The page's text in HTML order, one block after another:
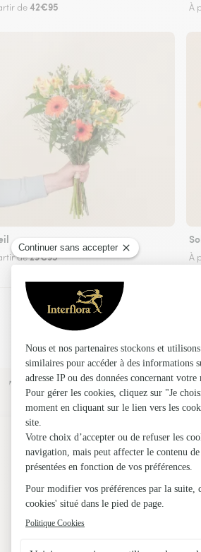
de42€95 À
de29€95 À
Trouvez le meilleur